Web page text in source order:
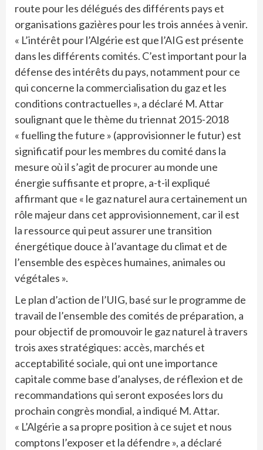
route pour les délégués des différents pays et
organisations gazières pour les trois années à venir.
« L’intérêt pour l’Algérie est que l’AIG est présente
dans les différents comités. C’est important pour la
défense des intérêts du pays, notamment pour ce
qui concerne la commercialisation du gaz et les
conditions contractuelles », a déclaré M. Attar
soulignant que le thème du triennat 2015-2018
« fuelling the future » (approvisionner le futur) est
significatif pour les membres du comité dans la
mesure où il s’agit de procurer au monde une
énergie suffisante et propre, a-t-il expliqué
affirmant que « le gaz naturel aura certainement un
rôle majeur dans cet approvisionnement, car il est
la ressource qui peut assurer une transition
énergétique douce à l’avantage du climat et de
l’ensemble des espèces humaines, animales ou
végétales ».
Le plan d’action de l’UIG, basé sur le programme de
travail de l’ensemble des comités de préparation, a
pour objectif de promouvoir le gaz naturel à travers
trois axes stratégiques: accès, marchés et
acceptabilité sociale, qui ont une importance
capitale comme base d’analyses, de réflexion et de
recommandations qui seront exposées lors du
prochain congrès mondial, a indiqué M. Attar.
« L’Algérie a sa propre position à ce sujet et nous
comptons l’exposer et la défendre », a déclaré